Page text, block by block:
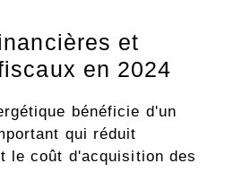
et
en 2024
bénéficie d'un
qui réduit
le coût d'acquisition des